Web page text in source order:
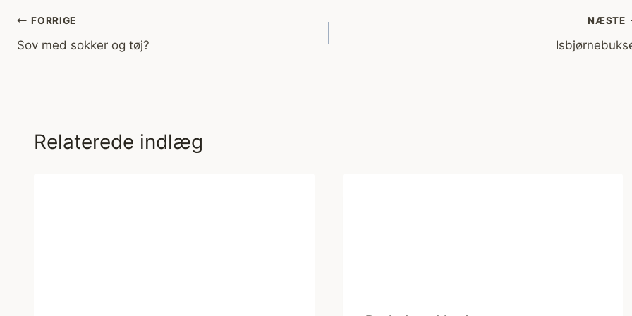
Indlægsnavigation
FORRIGE
Sov med sokker og tøj?
NÆSTE
Relaterede indlæg